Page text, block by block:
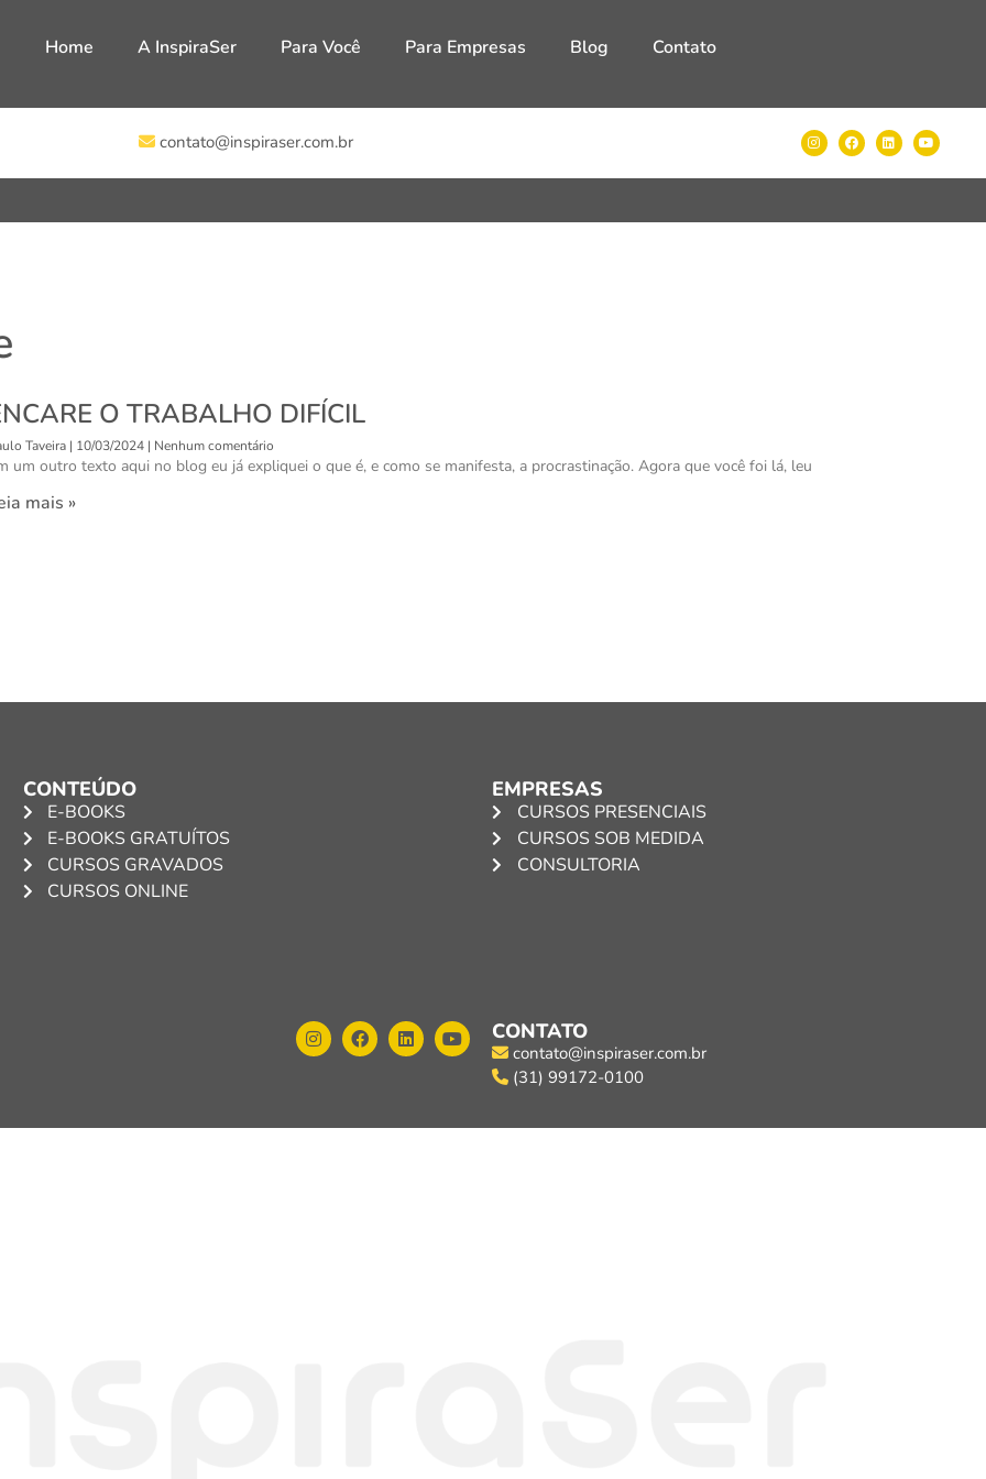
Home A InspiraSer Para Você Para Empresas Blog Contato
contato@inspiraser.com.br
O TRABALHO DIFÍCIL
Taveira 10/03/2024 Nenhum comentário
um outro texto aqui no blog eu já expliquei o que é, e como se manifesta, a procrastinação. Agora que você foi lá, leu
mais »
CONTEÚDO
E-BOOKS
E-BOOKS GRATUÍTOS
CURSOS GRAVADOS
CURSOS ONLINE
EMPRESAS
CURSOS PRESENCIAIS
CURSOS SOB MEDIDA
CONSULTORIA
CONTATO
contato@inspiraser.com.br
(31) 99172-0100